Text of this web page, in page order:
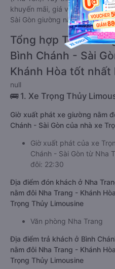
khuyến mãi, giá vé Xe Nha
Sài Gòn giường nằm đôi này
Tổng hợp TOP 4 xe
Bình Chánh - Sài
Khánh Hòa tốt
null
🚌 1. Xe Trọng Thủy
Giờ xuất phát xe giường nằm
Chánh - Sài Gòn của nhà xe
Giờ xuất phát của xe
Chánh - Sài Gòn từ Nha
đôi: 22:30
Địa điểm đón khách ở Nha
nằm đôi Nha Trang - Khánh
Trọng Thủy Limousine
Văn phòng Nha Trang
Địa điểm trả khách ở Bình
nằm đôi Nha Trang - Khánh
Trọng Thủy Limousine